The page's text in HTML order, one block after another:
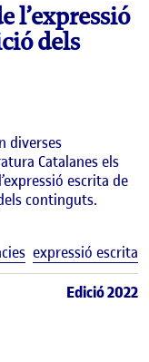
l’expressió
dels
diverses
Catalanes els
escrita de
continguts.
expressió escrita
Edició 2022